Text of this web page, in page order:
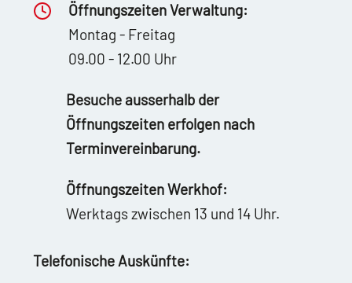
Öffnungszeiten Verwaltung:
Montag - Freitag
09.00 - 12.00 Uhr
Besuche ausserhalb der
Öffnungszeiten erfolgen nach
Terminvereinbarung.
Öffnungszeiten Werkhof:
Werktags zwischen 13 und 14 Uhr.
Telefonische Auskünfte: